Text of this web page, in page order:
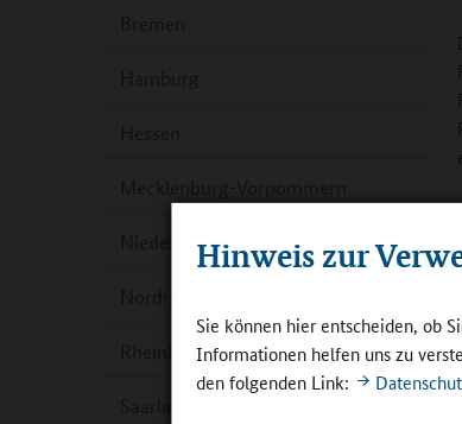
Hinweis zur
Sie können hier entscheiden, ob
Informationen helfen uns zu
den folgenden Link:
Bremen
Hamburg
Hessen
Mecklenburg-Vorpommern
Niedersachsen
Nordrhein-Westfalen
Rheinland-Pfalz
Saarland